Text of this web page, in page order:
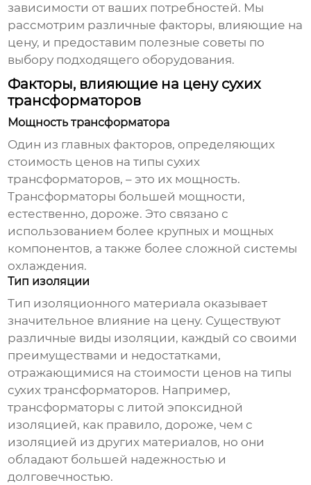
зависимости от ваших потребностей. Мы
рассмотрим различные факторы, влияющие на
цену, и предоставим полезные советы по
выбору подходящего оборудования.
Факторы, влияющие на цену сухих
трансформаторов
Мощность трансформатора
Один из главных факторов, определяющих
стоимость ценов на типы сухих
трансформаторов, – это их мощность.
Трансформаторы большей мощности,
естественно, дороже. Это связано с
использованием более крупных и мощных
компонентов, а также более сложной системы
охлаждения.
Тип изоляции
Тип изоляционного материала оказывает
значительное влияние на цену. Существуют
различные виды изоляции, каждый со своими
преимуществами и недостатками,
отражающимися на стоимости ценов на типы
сухих трансформаторов. Например,
трансформаторы с литой эпоксидной
изоляцией, как правило, дороже, чем с
изоляцией из других материалов, но они
обладают большей надежностью и
долговечностью.